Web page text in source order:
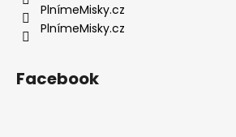
PlnímeMisky.cz
PlnímeMisky.cz
Facebook